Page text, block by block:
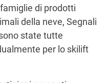
di prodotti
della neve, Segnali
state tutte
per lo skilift